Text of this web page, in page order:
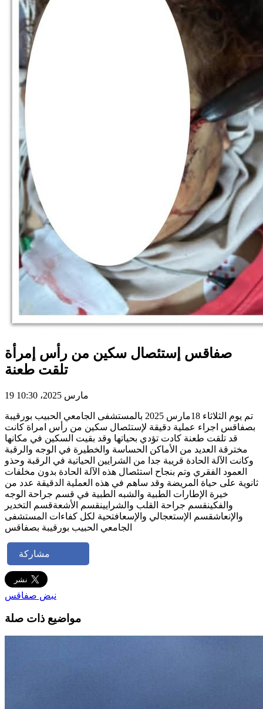
صفاقس إستئصال سكين من رأس إمرأة
تلقت طعنة
19 مارس 2025، 10:30
تم يوم الثلاثاء 18مارس 2025 بالمستشفى الجامعي الحبيب بورقيبة
بصفاقس اجراء عملية دقيقة لإستئصال سكين من رأس امراة كانت
قد تلقت طعنة كادت تؤدي بحياتها وقد بقيت السكين في مكانها
مخترقة العديد من الأماكن الحساسة والخطيرة في الوجه والرقبة
وكانت الآلة الحادة قريبة جدا من الشرايين الحياتية في الرقبة وحذو
العمود الفقري وتم بنجاح استئصال هذه الآلة الحادة بدون مخلفات
ثانوية على حياة المريضة وقد ساهم في هذه العملية الدقيقة عدد من
خيرة الإطارات الطبية والشبه الطبية في قسم جراحة الوجه
والفكينقسم جراحة القلب والشرايينقسم الأشعةقسم التخدير
والإنعاشقسم الإستعجالي والإسعافتحية لكل كفاءات المستشفى
الجامعي الحبيب بورقيبة بصفاقس
مشاركة
نبض صفاقس
مواضيع ذات صلة